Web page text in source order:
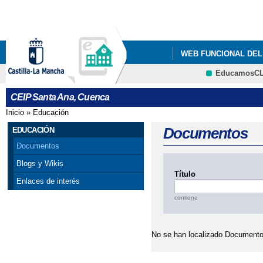
WEB FUNCIONAL
QUÉ HACEMOS
CEIP Santa Ana, Cuenca
Se encuentra usted aquí
Inicio » Educación
EDUCACIÓN
Documentos
Blogs y Wikis
Enlaces de interés
Documentos
Título
contiene
No se han localizado